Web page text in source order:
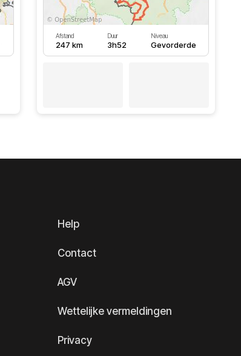
Afstand
247 km
Duur
3h52
Niveau
Gevorderde
Help
Contact
AGV
Wettelijke vermeldingen
Privacy